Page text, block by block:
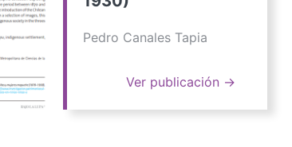
Pedro Canales Tapia
Ver publicación →